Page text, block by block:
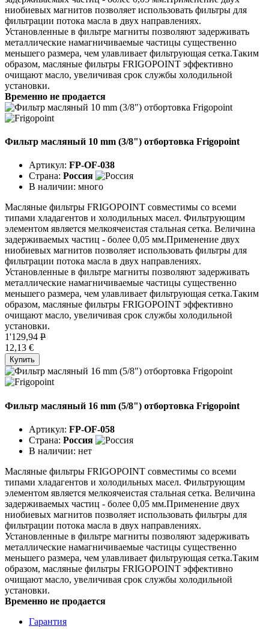
ниобиевых магнитов позволяет использовать фильтры для
фильтрации потока масла в двух направлениях.
Установленные в фильтре магниты позволяют задерживать
металлические намагничиваемые частицы существенно
меньшего размера, чем улавливает фильтрующая сетка.Таким
образом, масляные фильтры FRIGOPOINT эффективно
очищают масло, увеличивая срок службы холодильной
установки.
Временно не продается
Фильтр масляный 10 mm (3/8") отбортовка Frigopoint
Артикул: FP-OF-038
Страна: Россия
В наличии: много
Масляные фильтры FRIGOPOINT совместимы со всеми
типами хладагентов и холодильных масел. Фильтрующим
элементом является мелкоячеистая стальная сетка. Величина
задерживаемых частиц - более 0,05 мм.Применение двух
ниобиевых магнитов позволяет использовать фильтры для
фильтрации потока масла в двух направлениях.
Установленные в фильтре магниты позволяют задерживать
металлические намагничиваемые частицы существенно
меньшего размера, чем улавливает фильтрующая сетка.Таким
образом, масляные фильтры FRIGOPOINT эффективно
очищают масло, увеличивая срок службы холодильной
установки.
1'129,94 P
12,13 €
Купить
Фильтр масляный 16 mm (5/8") отбортовка Frigopoint
Артикул: FP-OF-058
Страна: Россия
В наличии: нет
Масляные фильтры FRIGOPOINT совместимы со всеми
типами хладагентов и холодильных масел. Фильтрующим
элементом является мелкоячеистая стальная сетка. Величина
задерживаемых частиц - более 0,05 мм.Применение двух
ниобиевых магнитов позволяет использовать фильтры для
фильтрации потока масла в двух направлениях.
Установленные в фильтре магниты позволяют задерживать
металлические намагничиваемые частицы существенно
меньшего размера, чем улавливает фильтрующая сетка.Таким
образом, масляные фильтры FRIGOPOINT эффективно
очищают масло, увеличивая срок службы холодильной
установки.
Временно не продается
Гарантия